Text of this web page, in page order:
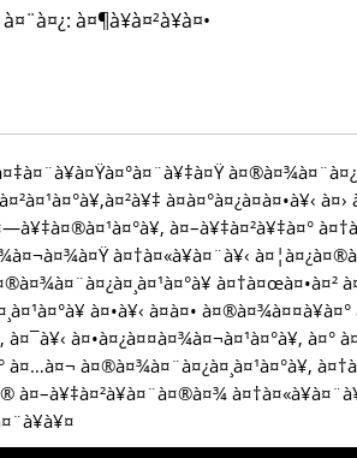
à¤¶à¥à¤²à¥à¤•
à¤­à¤°à¤¿à¤à¤•à¥‹ à¤›
à¤–à¥‡à¤²à¥‡à¤°
à¤†à¤«à¥à¤¨à¥‹
à¤†à¤œà¤•à¤²
à¤•à¥‹ à¤à¤•
à¤•à¤¿à¤¤à¤¾à¤¬à¤¹à¤°à¥‚ à¤°
à¤®à¤¾à¤¨à¤¿à¤¸à¤¹à¤°à¥‚